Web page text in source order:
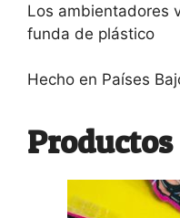
Los ambientadores
funda de plástico
Hecho en Países